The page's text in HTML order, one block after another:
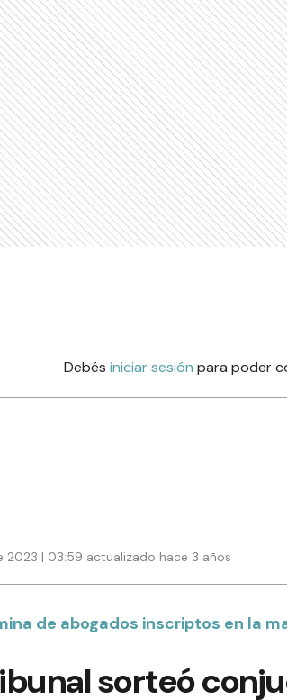
Debés iniciar sesión para poder
2023 | 03:59 actualizado hace 3 años
de abogados inscriptos en la
sorteó